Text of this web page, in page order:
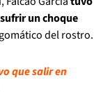
un choque
del rostro.
que salir en